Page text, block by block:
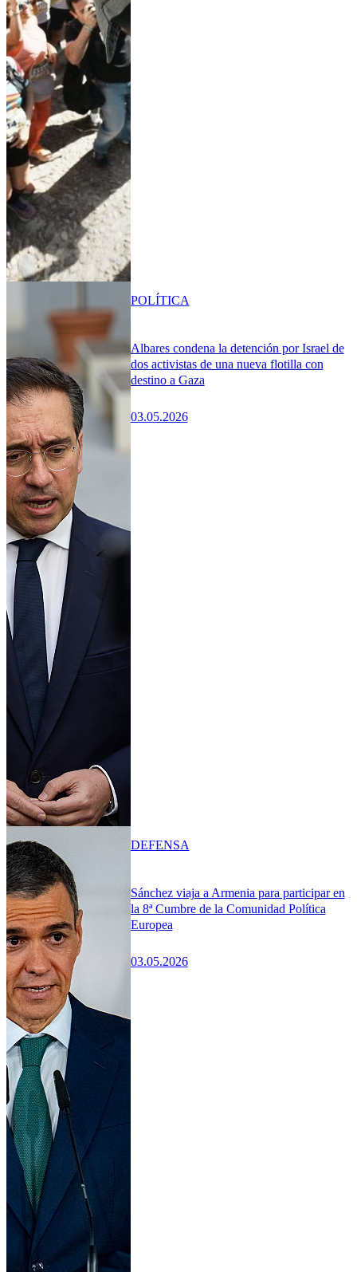
Albares condena la detención por Israel de
dos activistas de una nueva flotilla con
destino a Gaza
03.05.2026
POLÍTICA
Sánchez viaja a Armenia para participar en
la 8ª Cumbre de la Comunidad Política
Europea
03.05.2026
DEFENSA